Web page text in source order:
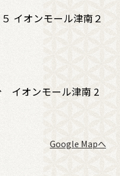
イオンモール津南２
イオンモール津南 2
Google Mapへ